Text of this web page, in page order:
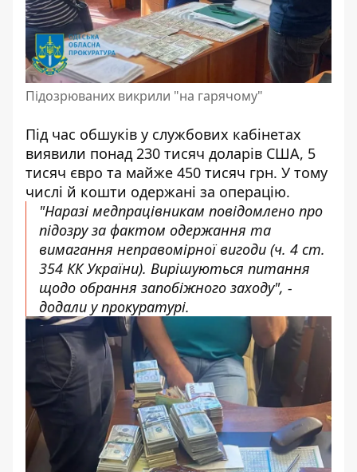
Підозрюваних викрили "на гарячому"
Під час обшуків у службових кабінетах
виявили понад 230 тисяч доларів США, 5
тисяч євро та майже 450 тисяч грн. У тому
числі й кошти одержані за операцію.
"Наразі медпрацівникам повідомлено про
підозру за фактом одержання та
вимагання неправомірної вигоди (ч. 4 ст.
354 КК України). Вирішуються питання
щодо обрання запобіжного заходу", -
додали у прокуратурі.